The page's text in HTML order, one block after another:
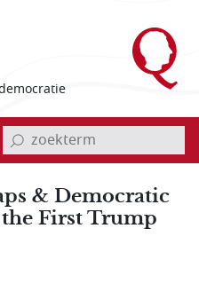
invoerveld zoekterm
& Democratic
First Trump